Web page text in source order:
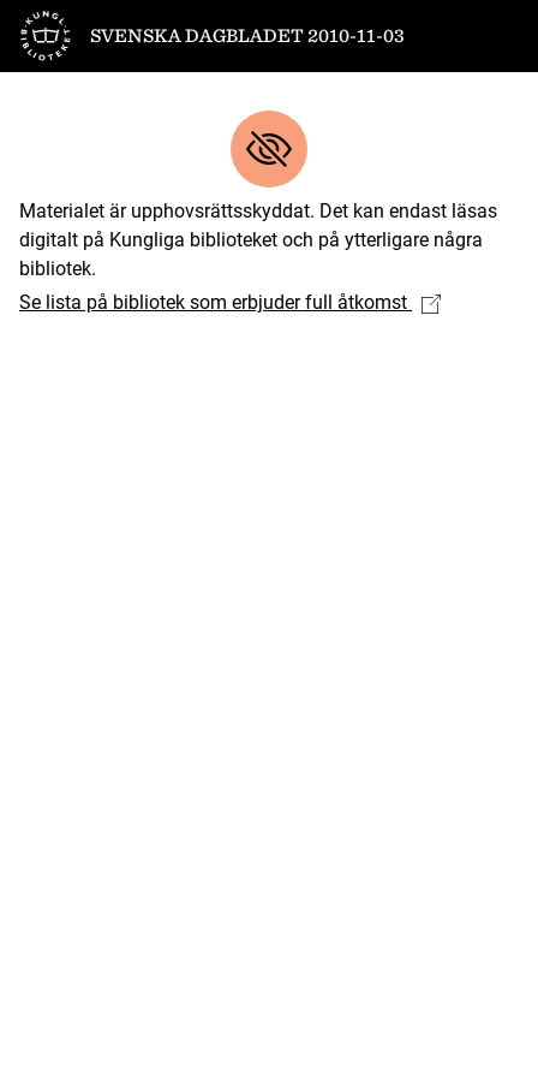
Till startsidan
SVENSKA DAGBLADET 2010-11-03
Materialet är upphovsrättsskyddat. Det kan endast läsas
digitalt på Kungliga biblioteket och på ytterligare några
bibliotek.
Se lista på bibliotek som erbjuder full åtkomst